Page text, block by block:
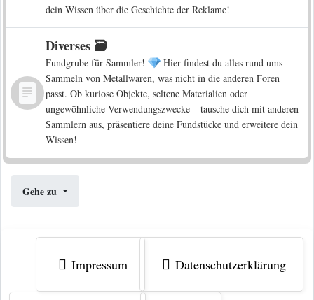
dein Wissen über die Geschichte der Reklame!
Diverses 🗃️
Fundgrube für Sammler!
Hier findest du alles rund ums
Sammeln von Metallwaren, was nicht in die anderen Foren
passt. Ob kuriose Objekte, seltene Materialien oder
ungewöhnliche Verwendungszwecke – tausche dich mit anderen
Sammlern aus, präsentiere deine Fundstücke und erweitere dein
Wissen!
Gehe zu
Impressum Datenschutzerklärung